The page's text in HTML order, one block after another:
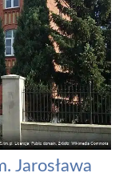
Jarosława